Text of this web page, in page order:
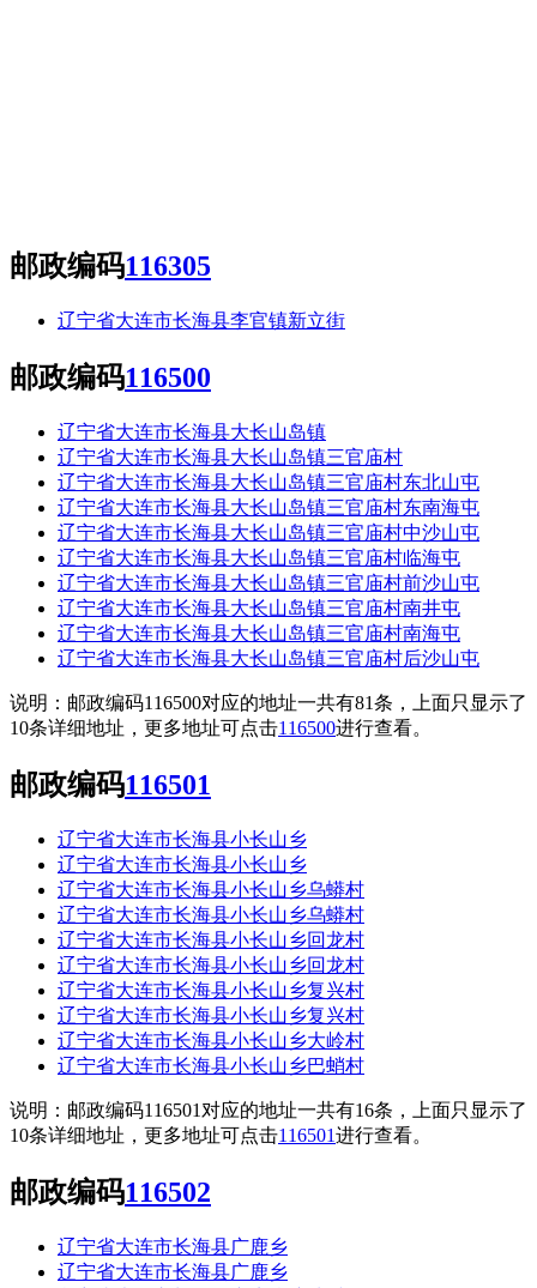
邮政编码116305
辽宁省大连市长海县李官镇新立街
邮政编码116500
辽宁省大连市长海县大长山岛镇
辽宁省大连市长海县大长山岛镇三官庙村
辽宁省大连市长海县大长山岛镇三官庙村东北山屯
辽宁省大连市长海县大长山岛镇三官庙村东南海屯
辽宁省大连市长海县大长山岛镇三官庙村中沙山屯
辽宁省大连市长海县大长山岛镇三官庙村临海屯
辽宁省大连市长海县大长山岛镇三官庙村前沙山屯
辽宁省大连市长海县大长山岛镇三官庙村南井屯
辽宁省大连市长海县大长山岛镇三官庙村南海屯
辽宁省大连市长海县大长山岛镇三官庙村后沙山屯
说明：邮政编码116500对应的地址一共有81条，上面只显示了
10条详细地址，更多地址可点击116500进行查看。
邮政编码116501
辽宁省大连市长海县小长山乡
辽宁省大连市长海县小长山乡
辽宁省大连市长海县小长山乡乌蟒村
辽宁省大连市长海县小长山乡乌蟒村
辽宁省大连市长海县小长山乡回龙村
辽宁省大连市长海县小长山乡回龙村
辽宁省大连市长海县小长山乡复兴村
辽宁省大连市长海县小长山乡复兴村
辽宁省大连市长海县小长山乡大岭村
辽宁省大连市长海县小长山乡巴蛸村
说明：邮政编码116501对应的地址一共有16条，上面只显示了
10条详细地址，更多地址可点击116501进行查看。
邮政编码116502
辽宁省大连市长海县广鹿乡
辽宁省大连市长海县广鹿乡